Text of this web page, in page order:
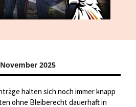
2025
halten sich noch immer knapp
ohne Bleiberecht dauerhaft in